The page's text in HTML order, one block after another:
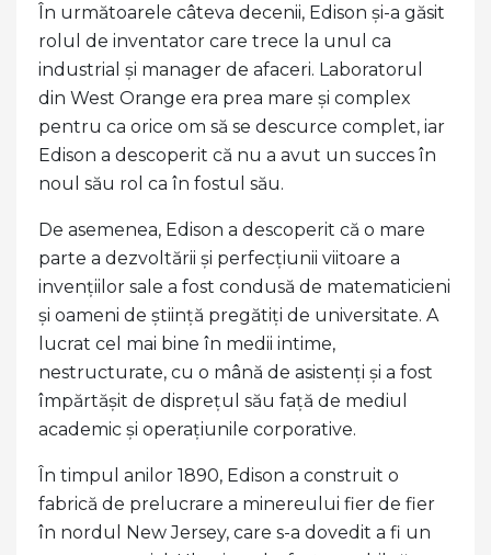
În următoarele câteva decenii, Edison și-a găsit
rolul de inventator care trece la unul ca
industrial și manager de afaceri. Laboratorul
din West Orange era prea mare și complex
pentru ca orice om să se descurce complet, iar
Edison a descoperit că nu a avut un succes în
noul său rol ca în fostul său.
De asemenea, Edison a descoperit că o mare
parte a dezvoltării și perfecțiunii viitoare a
invențiilor sale a fost condusă de matematicieni
și oameni de știință pregătiți de universitate. A
lucrat cel mai bine în medii intime,
nestructurate, cu o mână de asistenți și a fost
împărtășit de disprețul său față de mediul
academic și operațiunile corporative.
În timpul anilor 1890, Edison a construit o
fabrică de prelucrare a minereului fier de fier
în nordul New Jersey, care s-a dovedit a fi un